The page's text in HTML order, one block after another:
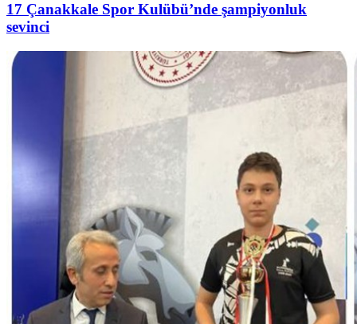
17 Çanakkale Spor Kulübü’nde şampiyonluk
sevinci